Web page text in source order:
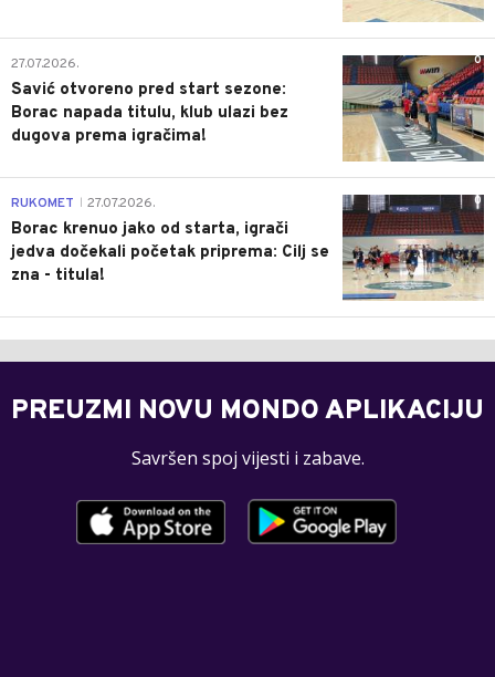
0
27.07.2026.
Savić otvoreno pred start sezone:
Borac napada titulu, klub ulazi bez
dugova prema igračima!
0
RUKOMET 27.07.2026.
Borac krenuo jako od starta, igrači
jedva dočekali početak priprema: Cilj se
zna - titula!
PREUZMI NOVU MONDO APLIKACIJU
Savršen spoj vijesti i zabave.